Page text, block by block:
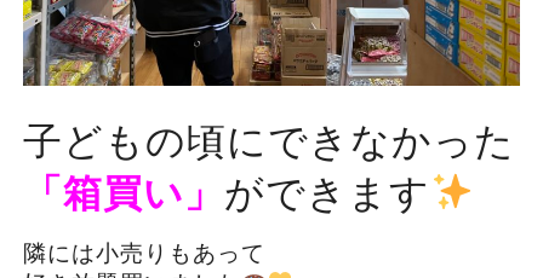
子どもの頃にできなかった
「箱買い」 ができます
隣には小売りもあって